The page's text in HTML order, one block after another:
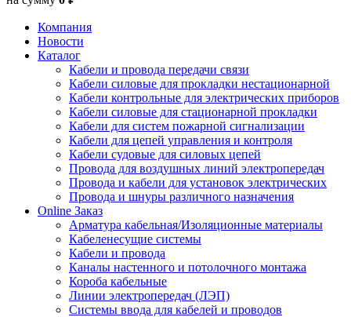
Компания
Новости
Каталог
Кабели и провода передачи связи
Кабели силовые для прокладки нестационарной
Кабели контрольные для электрических приборов
Кабели силовые для стационарной прокладки
Кабели для систем пожарной сигнализации
Кабели для цепей управления и контроля
Кабели судовые для силовых цепей
Провода для воздушных линий электропередач
Провода и кабели для установок электрических
Провода и шнуры различного назначения
Online Заказ
Арматура кабельная/Изоляционные материалы
Кабеленесущие системы
Кабели и провода
Каналы настенного и потолочного монтажа
Короба кабельные
Линии электропередач (ЛЭП)
Системы ввода для кабелей и проводов